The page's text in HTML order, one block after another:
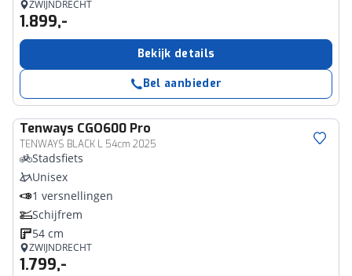
ZWIJNDRECHT
1.899,-
Bekijk details
Bel aanbieder
Tenways CGO600 Pro
TENWAYS BLACK L 54cm 2025
Stadsfiets
Unisex
1 versnellingen
Schijfrem
54 cm
ZWIJNDRECHT
1.799,-